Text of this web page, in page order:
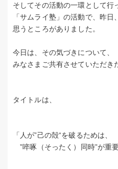
そしてその活動の一環として行
「サムライ塾」の活動で、昨日
思うところがありました。
今日は、その気づきについて、
みなさまご共有させていただき
タイトルは、
「人が”己の殻“を破るためは、
”啐啄（そったく）同時”が重